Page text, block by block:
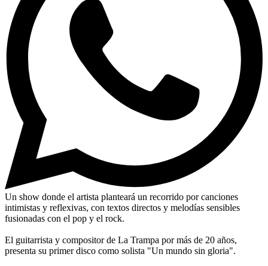
Un show donde el artista planteará un recorrido por canciones
intimistas y reflexivas, con textos directos y melodías sensibles
fusionadas con el pop y el rock.
El guitarrista y compositor de La Trampa por más de 20 años,
presenta su primer disco como solista "Un mundo sin gloria".